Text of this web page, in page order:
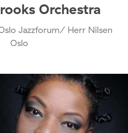
Orchestra
Jazzforum/ Herr Nilsen
Oslo